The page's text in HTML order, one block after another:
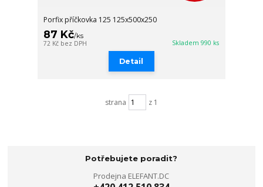
Porfix příčkovka 125 125x500x250
87 Kč/ks
72 Kč bez DPH Skladem 990 ks
Detail
strana z 1
Potřebujete poradit?
Prodejna ELEFANT.DC